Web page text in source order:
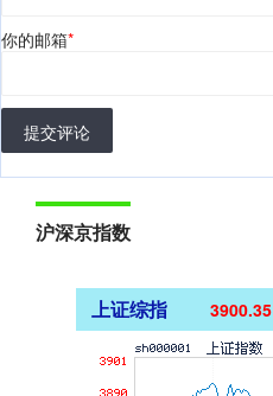
你的邮箱*
提交评论
沪深京指数
上证综指 3900.35